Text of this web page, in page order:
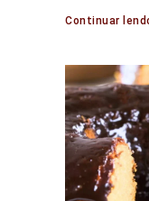
Continuar